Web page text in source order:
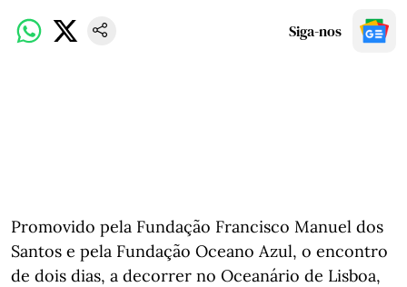
Siga-nos
Promovido pela Fundação Francisco Manuel dos
Santos e pela Fundação Oceano Azul, o encontro
de dois dias, a decorrer no Oceanário de Lisboa,